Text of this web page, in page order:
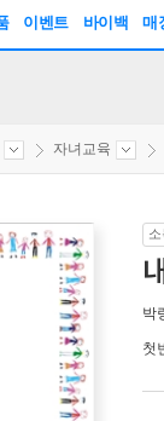
이벤트 바이백 매
자녀교육
박
첫